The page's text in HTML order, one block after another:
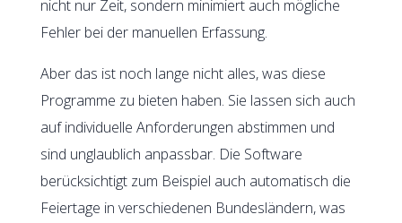
nicht nur Zeit, sondern minimiert auch mögliche
Fehler bei der manuellen Erfassung.
Aber das ist noch lange nicht alles, was diese
Programme zu bieten haben. Sie lassen sich auch
auf individuelle Anforderungen abstimmen und
sind unglaublich anpassbar. Die Software
berücksichtigt zum Beispiel auch automatisch die
Feiertage in verschiedenen Bundesländern, was